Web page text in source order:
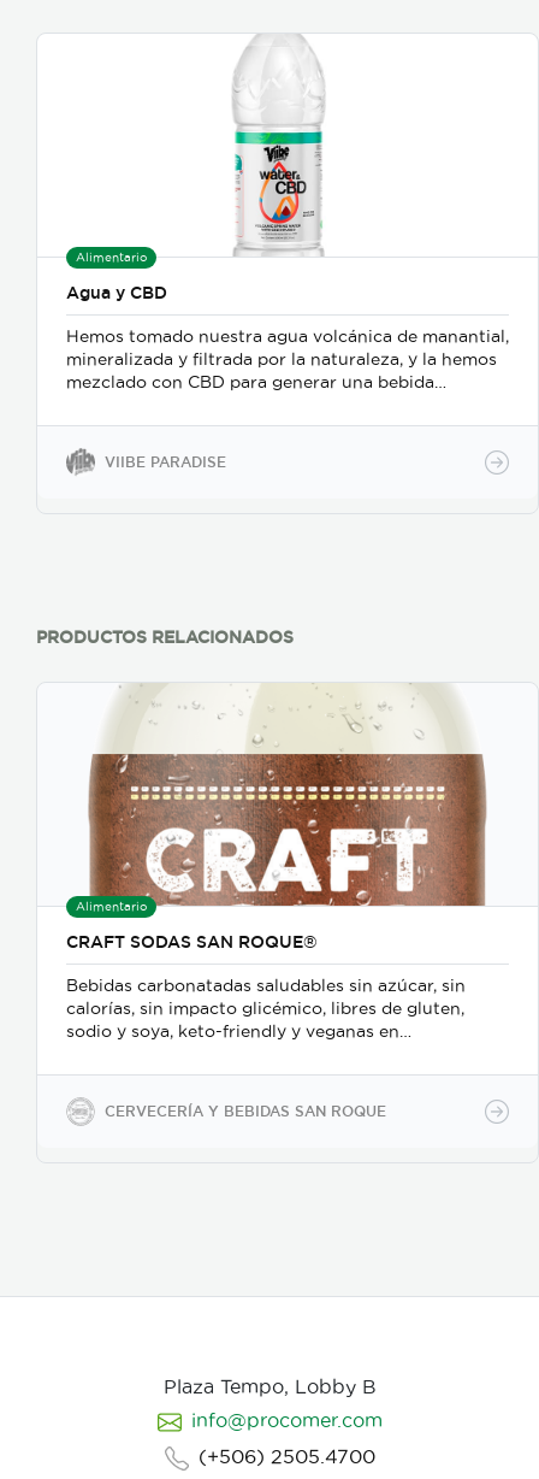
Alimentario
Agua y CBD
Hemos tomado nuestra agua volcánica de manantial,
mineralizada y filtrada por la naturaleza, y la hemos
mezclado con CBD para generar una bebida
esencia misma del bosque costarricense: relajación,
calma y bienestar. - 100% natural - Sin azúcar ni
aditivos - Sin gluten ni lácteos - CDB de cáñamo
VIIBE PARADISE
PRODUCTOS RELACIONADOS
Alimentario
CRAFT SODAS SAN ROQUE®
Bebidas carbonatadas saludables sin azúcar, sin
calorías, sin impacto glicémico, libres de gluten,
sodio y soya, keto-friendly y veganas en
en PET.
CERVECERÍA Y BEBIDAS SAN ROQUE
Plaza Tempo, Lobby B
info@procomer.com
(+506) 2505.4700